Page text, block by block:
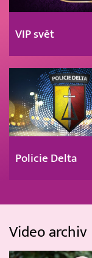
VIP svět
Policie Delta
Video archiv